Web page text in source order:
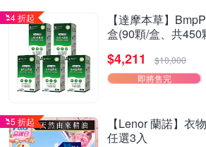
4 折起
【達摩本草】
盒(90顆/盒、共450
$4,211
$10,000
即將售完
5 折起
【Lenor 蘭諾】衣
任選3入